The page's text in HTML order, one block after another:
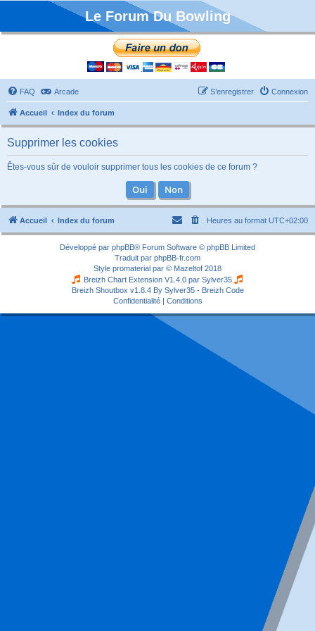
Le Forum Du Bowling
FAQ Arcade Connexion
S’enregistrer
Accueil Index du forum
Supprimer les cookies
Êtes-vous sûr de vouloir supprimer tous les cookies de ce forum ?
Accueil Index du forum Heures au format UTC+02:00
Développé par phpBB® Forum Software © phpBB Limited
Traduit par phpBB-fr.com
Style promaterial par © Mazeltof 2018
Breizh Chart Extension V1.4.0 par Sylver35
Breizh Shoutbox v1.8.4 By Sylver35 - Breizh Code
Confidentialité| Conditions